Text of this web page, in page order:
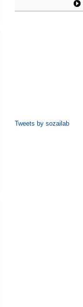
Tweets by sozailab